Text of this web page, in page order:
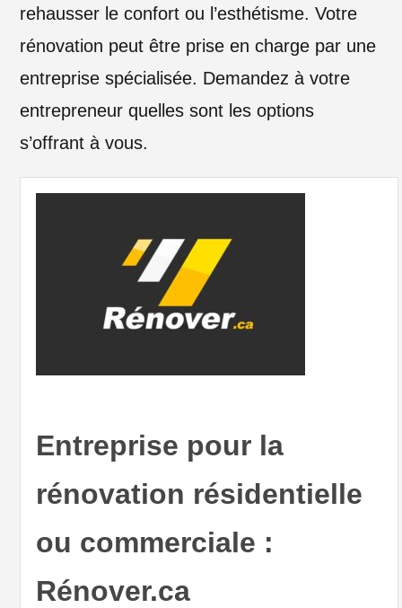
rehausser le confort ou l’esthétisme. Votre
rénovation peut être prise en charge par une
entreprise spécialisée. Demandez à votre
entrepreneur quelles sont les options
s’offrant à vous.
Entreprise pour la
rénovation résidentielle
ou commerciale :
Rénover.ca